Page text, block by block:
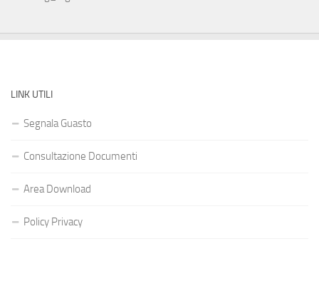
LINK UTILI
Segnala Guasto
Consultazione Documenti
Area Download
Policy Privacy